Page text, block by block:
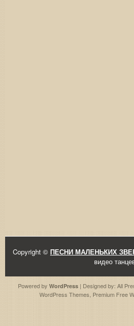
Copyright © ПЕСНИ МАЛЕНЬКИХ
видео
Powered by WordPress | Designed by: All
WordPress Themes Premium Free